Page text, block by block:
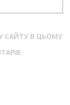
САЙТУ В ЦЬОМУ